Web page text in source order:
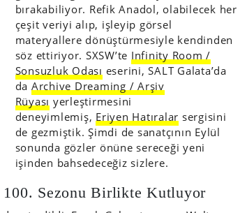
bırakabiliyor. Refik Anadol, olabilecek her
çeşit veriyi alıp, işleyip görsel
materyallere dönüştürmesiyle kendinden
söz ettiriyor. SXSW’te Infinity Room /
Sonsuzluk Odası eserini, SALT Galata’da
da Archive Dreaming / Arşiv
Rüyası yerleştirmesini
deneyimlemiş, Eriyen Hatıralar sergisini
de gezmiştik. Şimdi de sanatçının Eylül
sonunda gözler önüne sereceği yeni
işinden bahsedeceğiz sizlere.
Sezonu Birlikte Kutluyor